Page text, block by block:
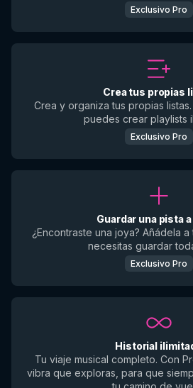
Exclusivo Pro
Crea tus propias
Crea y organiza tus propias
puedes crear playlists
Exclusivo Pro
Guardar una pista a
¿Encontraste una joya? Añádela
necesitas guardar
Exclusivo Pro
Historial
Tu viaje musical completo. Con
vibra que exploras, para que